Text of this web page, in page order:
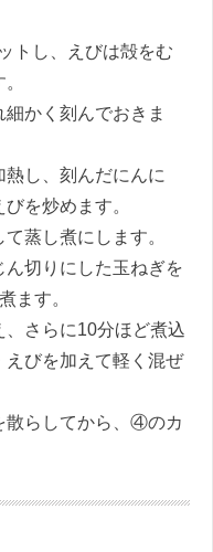
トし、えびは殻をむ
かく刻んでおきま
し、刻んだにんに
を炒めます。
蒸し煮にします。
切りにした玉ねぎを
ます。
さらに10分ほど煮込
びを加えて軽く混ぜ
らしてから、④のカ